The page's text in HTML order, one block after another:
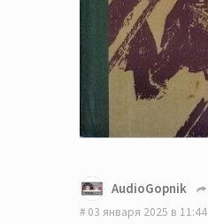
AudioGopnik
03 января 2025 в 11:44